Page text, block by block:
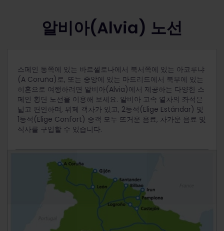
알비아(Alvia) 노선
스페인 동쪽에 있는 바르셀로나에서 북서쪽에 있는 아코루냐
(A Coruña)로, 또는 중앙에 있는 마드리드에서 북부에 있는
히혼으로 여행하려면 알비아(Alvia)에서 제공하는 다양한 스
페인 횡단 노선을 이용해 보세요. 알비아 고속 열차의 좌석은
넓고 편안하며, 뷔페 객차가 있고, 2등석(Elige Estándar) 및
1등석(Elige Confort) 승객 모두 뜨거운 음료, 차가운 음료 및
식사를 구입할 수 있습니다.